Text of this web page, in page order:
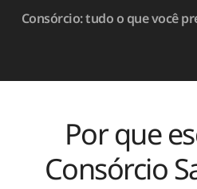
Consórcio: tudo o que você
Por que
Consórcio